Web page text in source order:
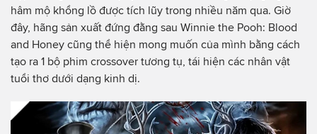
hâm mộ khổng lồ được tích lũy trong nhiều năm qua. Giờ
đây, hãng sản xuất đứng đằng sau Winnie the Pooh: Blood
and Honey cũng thể hiện mong muốn của mình bằng cách
tạo ra 1 bộ phim crossover tương tụ, tái hiện các nhân vật
tuổi thơ dưới dạng kinh dị.